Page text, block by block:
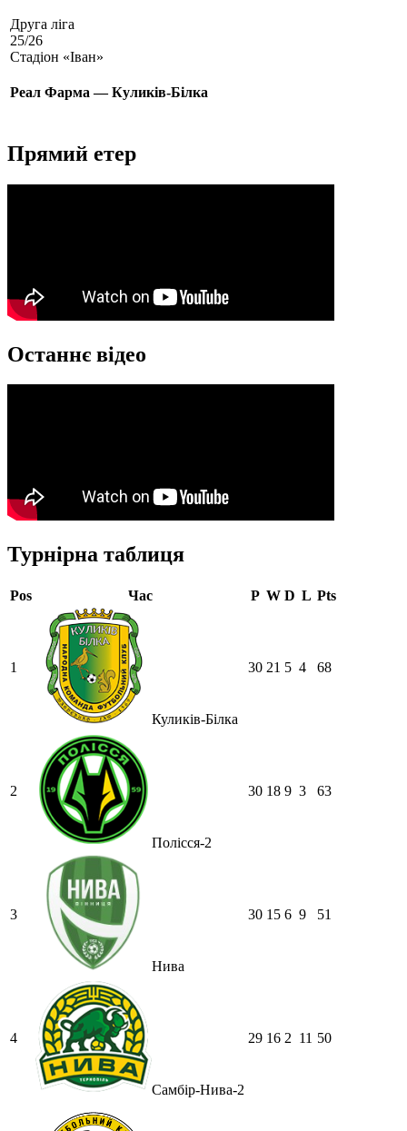
Друга ліга
25/26
Стадіон «Іван»
Реал Фарма — Куликів-Білка
Прямий етер
Останнє відео
Турнірна таблиця
Pos Час P W D L Pts
1
Куликів-Білка
30 21 5 4 68
2
Полісся-2
30 18 9 3 63
3
Нива
30 15 6 9 51
4
Самбір-Нива-2
29 16 2 11 50